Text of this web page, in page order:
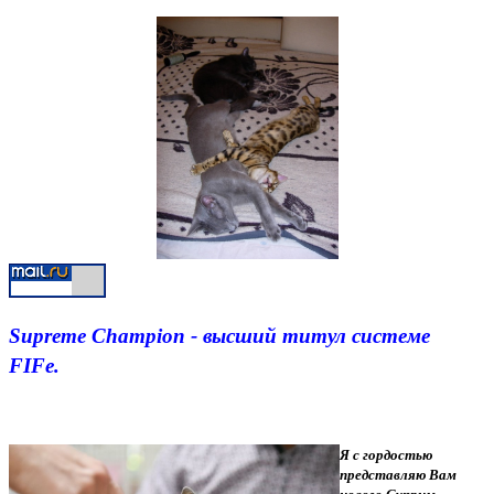
Supreme Champion - высший титул системе
FIFe.
Я с гордостью
представляю Вам